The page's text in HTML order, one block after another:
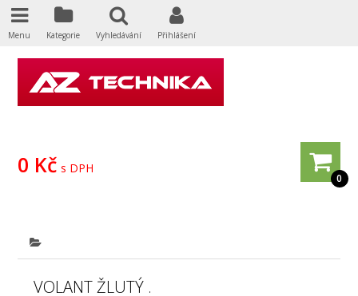
0
0 Kč s DPH
VOLANT ŽLUTÝ .
Menu Kategorie Vyhledávání Přihlášení